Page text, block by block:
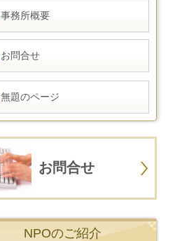
事務所概要
お問合せ
無題のページ
お問合せ
NPOのご紹介